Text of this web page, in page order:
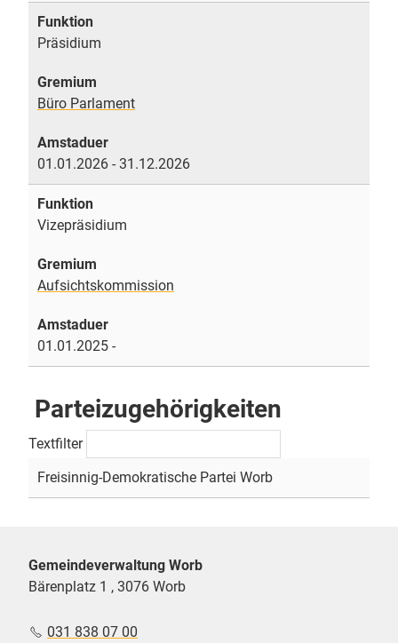
Präsidium
Büro Parlament
01.01.2026 - 31.12.2026
Vizepräsidium
Aufsichtskommission
01.01.2025 -
Parteizugehörigkeiten
Textfilter
Freisinnig-Demokratische Partei Worb
Gemeindeverwaltung Worb
Bärenplatz 1 , 3076 Worb
031 838 07 00